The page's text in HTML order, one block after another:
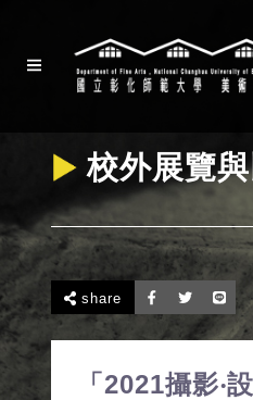
校外展覽
share
「2021攝影‧